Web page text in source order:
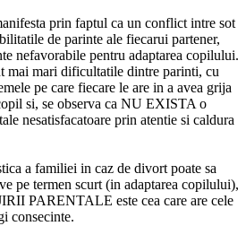
prin faptul ca un conflict intre sot
de parinte ale fiecarui partener,
nefavorabile pentru adaptarea copilului.
mai mari dificultatile dintre parinti, cu
pe care fiecare le are in a avea grija
si, se observa ca NU EXISTA o
nesatisfacatoare prin atentie si caldura
a familiei in caz de divort poate sa
pe termen scurt (in adaptarea copilului),
PARENTALE este cea care are cele
consecinte.